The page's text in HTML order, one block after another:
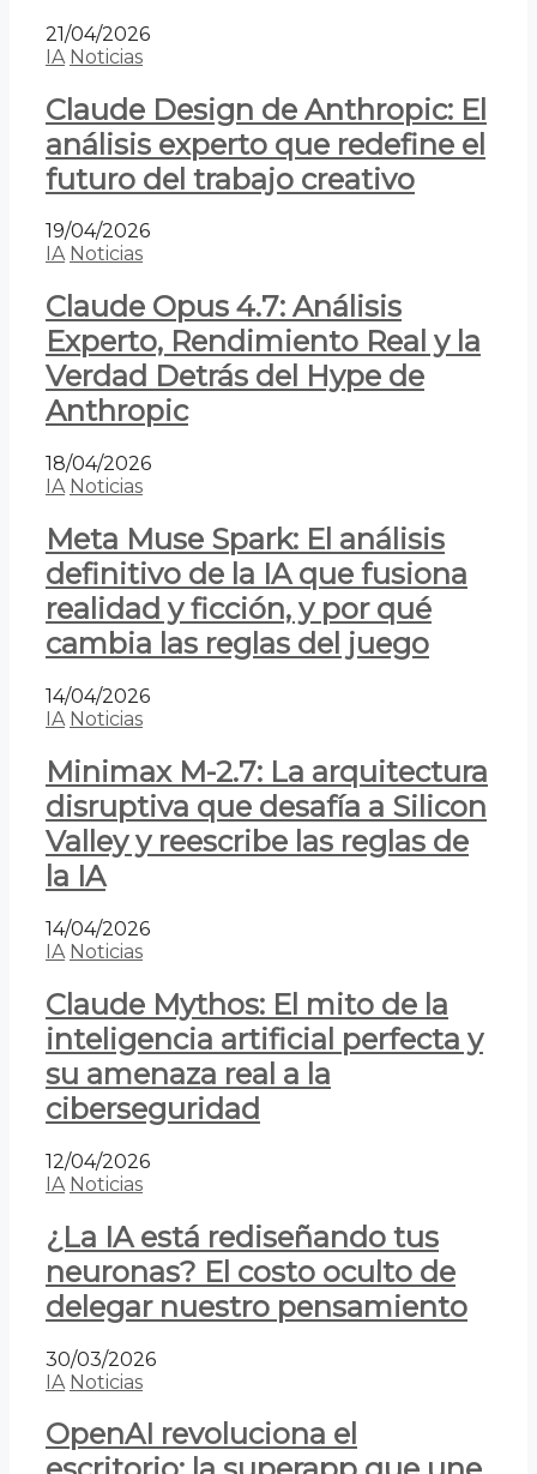
21/04/2026
IA Noticias
Claude Design de Anthropic: El
análisis experto que redefine el
futuro del trabajo creativo
19/04/2026
IA Noticias
Claude Opus 4.7: Análisis
Experto, Rendimiento Real y la
Verdad Detrás del Hype de
Anthropic
18/04/2026
IA Noticias
Meta Muse Spark: El análisis
definitivo de la IA que fusiona
realidad y ficción, y por qué
cambia las reglas del juego
14/04/2026
IA Noticias
Minimax M-2.7: La arquitectura
disruptiva que desafía a Silicon
Valley y reescribe las reglas de
la IA
14/04/2026
IA Noticias
Claude Mythos: El mito de la
inteligencia artificial perfecta y
su amenaza real a la
ciberseguridad
12/04/2026
IA Noticias
¿La IA está rediseñando tus
neuronas? El costo oculto de
delegar nuestro pensamiento
30/03/2026
IA Noticias
OpenAI revoluciona el